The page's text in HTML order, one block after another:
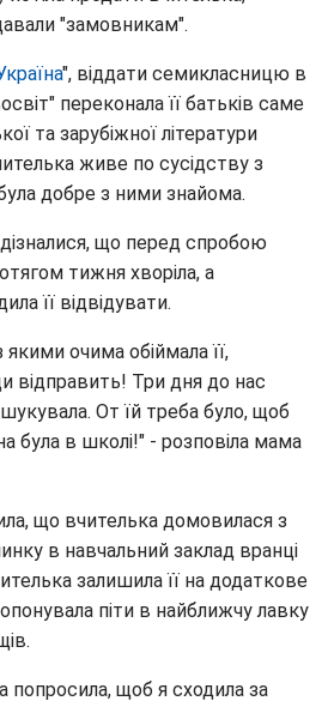
"замовникам".
", віддати семикласницю в
переконала її батьків саме
та зарубіжної літератури
живе по сусідству з
добре з ними знайома.
що перед спробою
тижня хворіла, а
її відвідувати.
очима обіймала її,
відправить! Три дня до нас
От їй треба було, щоб
була в школі!" - розповіла мама
що вчителька домовилася з
в навчальний заклад вранці
залишила її на додаткове
піти в найближчу лавку
попросила, щоб я сходила за